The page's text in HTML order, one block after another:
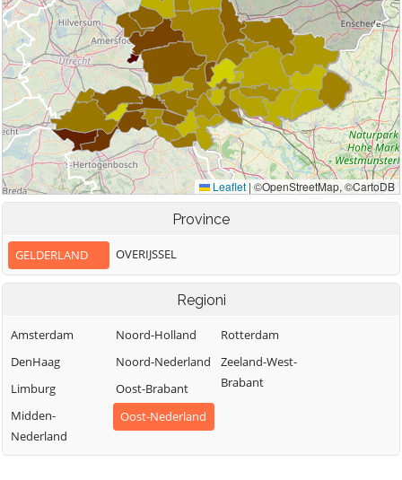
Province
GELDERLAND OVERIJSSEL
Regioni
Amsterdam
DenHaag
Limburg
Midden-
Nederland
Noord-Holland
Noord-Nederland
Oost-Brabant
Oost-Nederland
Rotterdam
Zeeland-West-
Brabant